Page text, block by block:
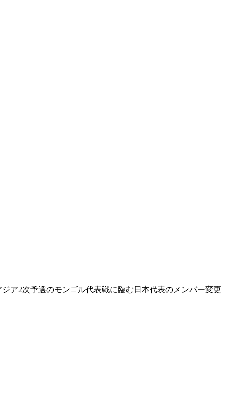
ア2次予選のモンゴル代表戦に臨む日本代表のメンバー変更